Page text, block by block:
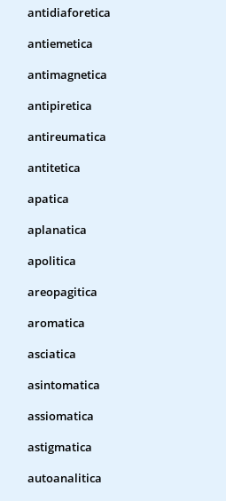
antidiaforetica
antiemetica
antimagnetica
antipiretica
antireumatica
antitetica
apatica
aplanatica
apolitica
areopagitica
aromatica
asciatica
asintomatica
assiomatica
astigmatica
autoanalitica